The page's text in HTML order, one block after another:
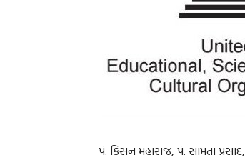
પં. કિસન મહારાજ, પં. સામતા